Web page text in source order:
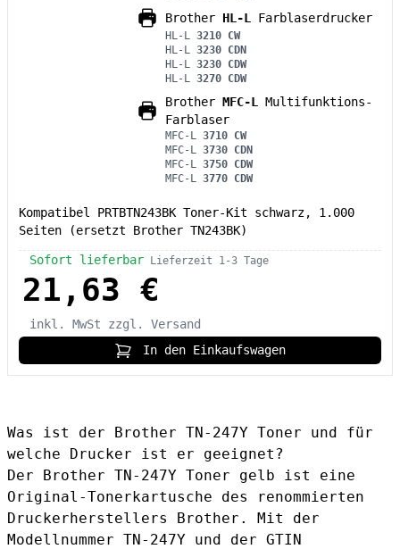
Brother HL-L Farblaserdrucker
HL-L 3210 CW
HL-L 3230 CDN
HL-L 3230 CDW
HL-L 3270 CDW
Brother MFC-L
Multifunktions-
Farblaser
MFC-L 3710 CW
MFC-L 3730 CDN
MFC-L 3750 CDW
MFC-L 3770 CDW
Kompatibel PRTBTN243BK Toner-Kit schwarz, 1.000
Seiten (ersetzt Brother TN243BK)
Sofort lieferbar Lieferzeit 1-3 Tage
21,63 €
inkl. MwSt
zzgl. Versand
In den Einkaufswagen
Was ist der Brother TN-247Y Toner und für
welche Drucker ist er geeignet?
Der Brother TN-247Y Toner gelb ist eine
Original-Tonerkartusche des renommierten
Druckerherstellers Brother. Mit der
Modellnummer TN-247Y und der GTIN